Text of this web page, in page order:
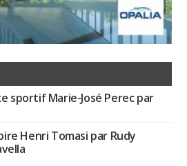
sportif Marie-José Perec par
Henri Tomasi par Rudy